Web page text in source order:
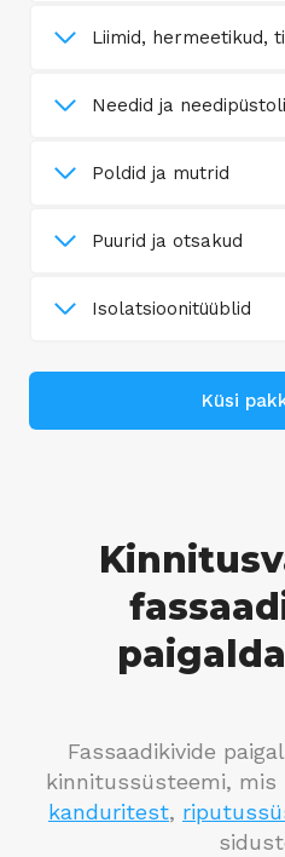
Liimid, hermeetikud,
Needid ja
Poldid ja mutrid
Puurid ja otsakud
Isolatsioonitüüblid
Küsi
Fassaadikivide
kinnitussüsteemi, mis
kanduritest,